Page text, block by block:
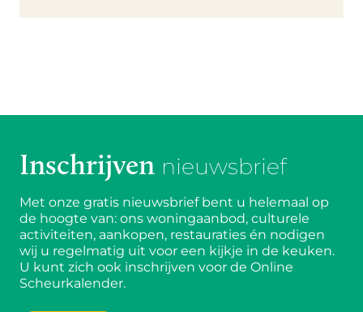
Inschrijven nieuwsbrief
Met onze gratis nieuwsbrief bent u helemaal op
de hoogte van: ons woningaanbod, culturele
activiteiten, aankopen, restauraties én nodigen
wij u regelmatig uit voor een kijkje in de keuken.
U kunt zich ook inschrijven voor de Online
Scheurkalender.